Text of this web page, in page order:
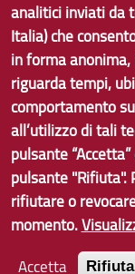
analitici inviati da
Italia) che
in forma
riguarda tempi,
comportamento
all’utilizzo di tali
pulsante
pulsante "Rifiuta".
rifiutare o
momento.
Accetta
Rifiuta